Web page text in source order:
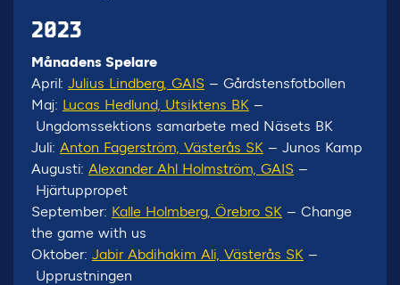
2023
Månadens Spelare
April: Julius Lindberg, GAIS – Gårdstensfotbollen
Maj: Lucas Hedlund, Utsiktens BK –
Ungdomssektions samarbete med Näsets BK
Juli: Anton Fagerström, Västerås SK – Junos Kamp
Augusti: Alexander Ahl Holmström, GAIS –
Hjärtuppropet
September: Kalle Holmberg, Örebro SK – Change
the game with us
Oktober: Jabir Abdihakim Ali, Västerås SK –
Upprustningen